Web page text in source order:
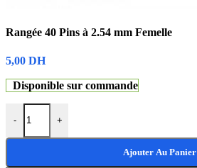
Rangée 40 Pins à 2.54 mm Femelle
5,00 DH
Disponible sur commande
- +
Ajouter Au Panier